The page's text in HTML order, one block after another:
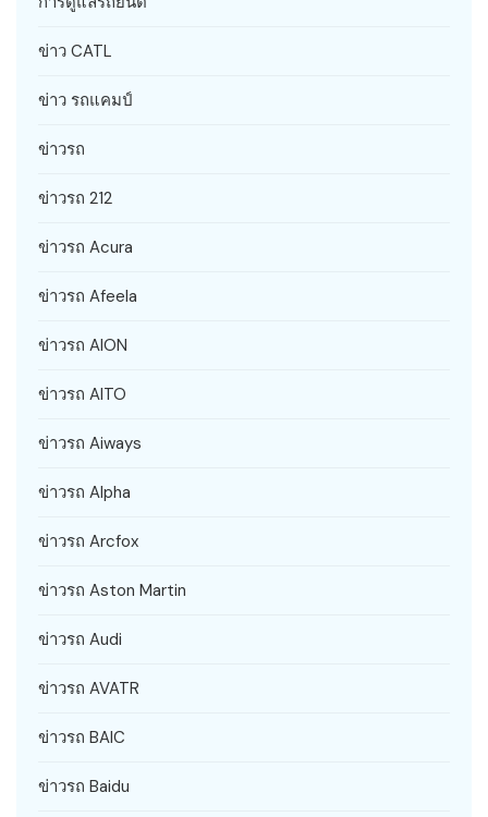
ข่าว CATL
ข่าว รถแคมป์
ข่าวรถ
ข่าวรถ 212
ข่าวรถ Acura
ข่าวรถ Afeela
ข่าวรถ AION
ข่าวรถ AITO
ข่าวรถ Aiways
ข่าวรถ Alpha
ข่าวรถ Arcfox
ข่าวรถ Aston Martin
ข่าวรถ Audi
ข่าวรถ AVATR
ข่าวรถ BAIC
ข่าวรถ Baidu